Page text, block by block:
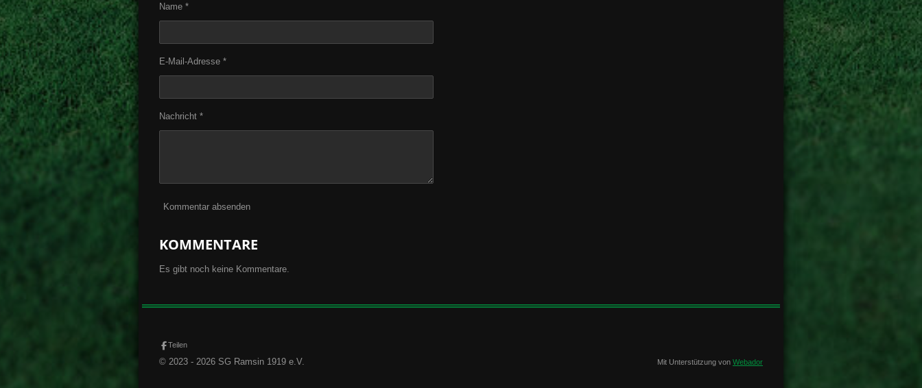
Name *
E-Mail-Adresse *
Nachricht *
Kommentar absenden
KOMMENTARE
Es gibt noch keine Kommentare.
Teilen
© 2023 - 2026 SG Ramsin 1919 e.V. Mit Unterstützung von Webador